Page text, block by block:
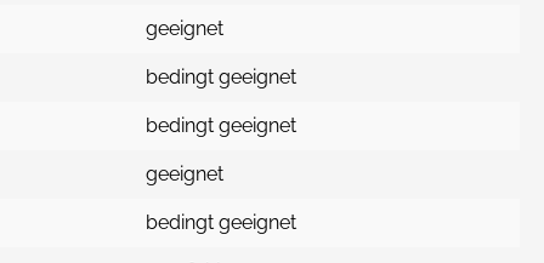
geeignet
bedingt geeignet
bedingt geeignet
geeignet
bedingt geeignet